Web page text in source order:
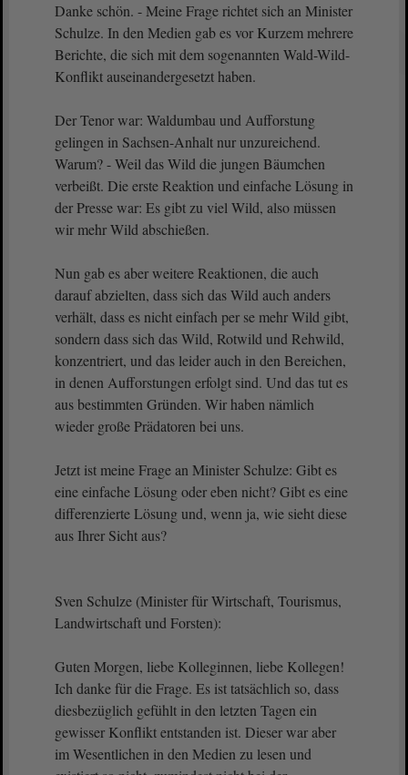
Danke schön. - Meine Frage richtet sich an Minister
Schulze. In den Medien gab es vor Kurzem mehrere
Berichte, die sich mit dem sogenannten Wald-Wild-
Konflikt auseinandergesetzt haben.
Der Tenor war: Waldumbau und Aufforstung
gelingen in Sachsen-Anhalt nur unzureichend.
Warum? - Weil das Wild die jungen Bäumchen
verbeißt. Die erste Reaktion und einfache Lösung in
der Presse war: Es gibt zu viel Wild, also müssen
wir mehr Wild abschießen.
Nun gab es aber weitere Reaktionen, die auch
darauf abzielten, dass sich das Wild auch anders
verhält, dass es nicht einfach per se mehr Wild gibt,
sondern dass sich das Wild, Rotwild und Rehwild,
konzentriert, und das leider auch in den Bereichen,
in denen Aufforstungen erfolgt sind. Und das tut es
aus bestimmten Gründen. Wir haben nämlich
wieder große Prädatoren bei uns.
Jetzt ist meine Frage an Minister Schulze: Gibt es
eine einfache Lösung oder eben nicht? Gibt es eine
differenzierte Lösung und, wenn ja, wie sieht diese
aus Ihrer Sicht aus?
Sven Schulze (Minister für Wirtschaft, Tourismus,
Landwirtschaft und Forsten):
Guten Morgen, liebe Kolleginnen, liebe Kollegen!
Ich danke für die Frage. Es ist tatsächlich so, dass
diesbezüglich gefühlt in den letzten Tagen ein
gewisser Konflikt entstanden ist. Dieser war aber
im Wesentlichen in den Medien zu lesen und